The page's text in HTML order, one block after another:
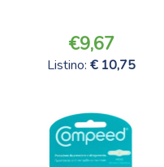
9,67
Listino: 10,75